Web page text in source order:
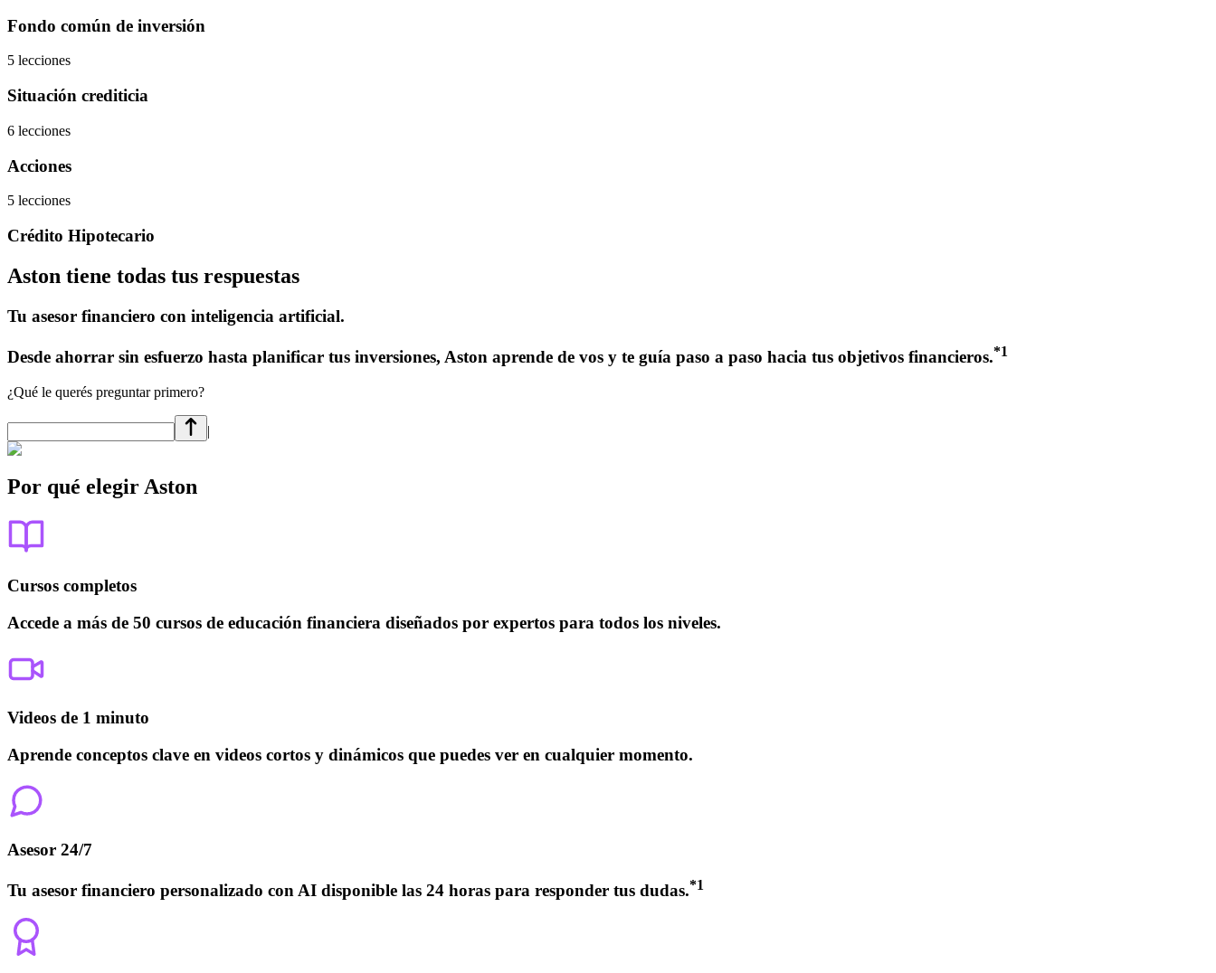
Fondo común de inversión
5 lecciones
Situación crediticia
6 lecciones
Acciones
5 lecciones
Crédito Hipotecario
Aston tiene todas tus respuestas
Tu asesor financiero con inteligencia artificial.
Desde ahorrar sin esfuerzo hasta planificar tus inversiones, Aston aprende de vos y te guía paso a paso hacia tus objetivos financieros.*1
¿Qué le querés preguntar primero?
|
Por qué elegir Aston
Cursos completos
Accede a más de 50 cursos de educación financiera diseñados por expertos para todos los niveles.
Videos de 1 minuto
Aprende conceptos clave en videos cortos y dinámicos que puedes ver en cualquier momento.
Asesor 24/7
Tu asesor financiero personalizado con AI disponible las 24 horas para responder tus dudas.*1